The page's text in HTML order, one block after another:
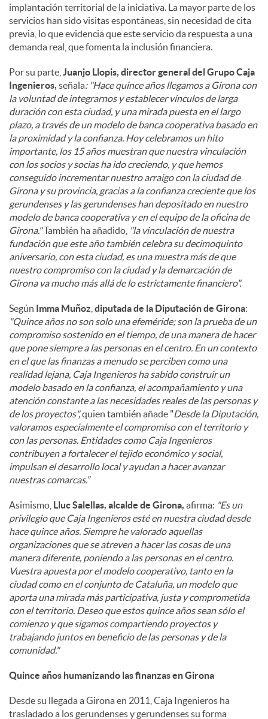
implantación territorial de la iniciativa. La mayor parte de los
servicios han sido visitas espontáneas, sin necesidad de cita
previa, lo que evidencia que este servicio da respuesta a una
demanda real, que fomenta la inclusión financiera.
Por su parte, Juanjo Llopis, director general del Grupo Caja
Ingenieros, señala: "Hace quince años llegamos a Girona con
la voluntad de integrarnos y establecer vínculos de larga
duración con esta ciudad, y una mirada puesta en el largo
plazo, a través de un modelo de banca cooperativa basado en
la proximidad y la confianza. Hoy celebramos un hito
importante, los 15 años muestran que nuestra vinculación
con los socios y socias ha ido creciendo, y que hemos
conseguido incrementar nuestro arraigo con la ciudad de
Girona y su provincia, gracias a la confianza creciente que los
gerundenses y las gerundenses han depositado en nuestro
modelo de banca cooperativa y en el equipo de la oficina de
Girona."También ha añadido, "la vinculación de nuestra
fundación que este año también celebra su decimoquinto
aniversario, con esta ciudad, es una muestra más de que
nuestro compromiso con la ciudad y la demarcación de
Girona va mucho más allá de lo estrictamente financiero".
Según Imma Muñoz diputada de la Diputación de Girona:
"Quince años no son solo una efeméride; son la prueba de un
compromiso sostenido en el tiempo, de una manera de hacer
que pone siempre a las personas en el centro. En un contexto
en el que las finanzas a menudo se perciben como una
realidad lejana, Caja Ingenieros ha sabido construir un
modelo basado en la confianza, el acompañamiento y una
atención constante a las necesidades reales de las personas y
de los proyectos",quien también añade "Desde la Diputación,
valoramos especialmente el compromiso con el territorio y
con las personas. Entidades como Caja Ingenieros
contribuyen a fortalecer el tejido económico y social,
impulsan el desarrollo local y ayudan a hacer avanzar
nuestras comarcas.”
Asimismo, Lluc Salellas, alcalde de Girona, afirma: "Es un
privilegio que Caja Ingenieros esté en nuestra ciudad desde
hace quince años. Siempre he valorado aquellas
organizaciones que se atreven a hacer las cosas de una
manera diferente, poniendo a las personas en el centro.
Vuestra apuesta por el modelo cooperativo, tanto en la
ciudad como en el conjunto de Cataluña, un modelo que
aporta una mirada más participativa, justa y comprometida
con el territorio. Deseo que estos quince años sean sólo el
comienzo y que sigamos compartiendo proyectos y
trabajando juntos en beneficio de las personas y de la
comunidad."
Quince años humanizando las finanzas en Girona
Desde su llegada a Girona en 2011, Caja Ingenieros ha
trasladado a los gerundenses y gerundenses su forma